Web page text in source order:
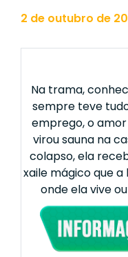
2 de outubro de
Na trama,
sempre teve
emprego, o
virou sauna na
colapso, ela
xaile mágico que
onde ela vive